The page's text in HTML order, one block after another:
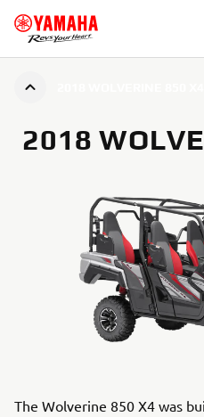
2018
The Wolverine 850 X4 was